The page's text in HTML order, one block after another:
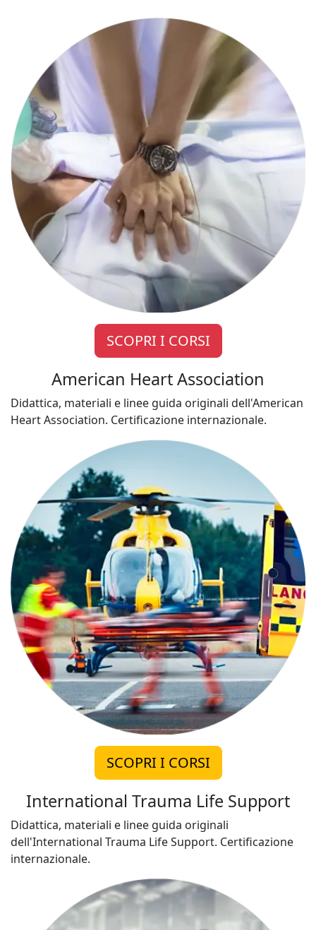
SCOPRI I CORSI
American Heart Association
Didattica, materiali e linee guida originali dell'American
Heart Association. Certificazione internazionale.
SCOPRI I CORSI
International Trauma Life Support
Didattica, materiali e linee guida originali
dell'International Trauma Life Support. Certificazione
internazionale.